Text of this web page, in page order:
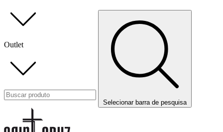
Outlet
Selecionar barra de pesquisa